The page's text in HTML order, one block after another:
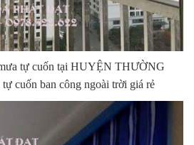
tự cuốn tại HUYỆN THƯỜNG
cuốn ban công ngoài trời giá rẻ